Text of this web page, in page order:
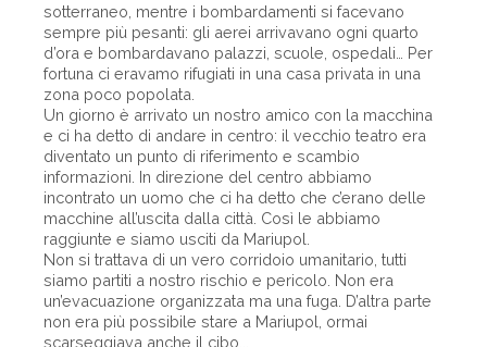
sotterraneo, mentre i bombardamenti si facevano
sempre più pesanti: gli aerei arrivavano ogni quarto
d’ora e bombardavano palazzi, scuole, ospedali… Per
fortuna ci eravamo rifugiati in una casa privata in una
zona poco popolata.
Un giorno è arrivato un nostro amico con la macchina
e ci ha detto di andare in centro: il vecchio teatro era
diventato un punto di riferimento e scambio
informazioni. In direzione del centro abbiamo
incontrato un uomo che ci ha detto che c’erano delle
macchine all’uscita dalla città. Così le abbiamo
raggiunte e siamo usciti da Mariupol.
Non si trattava di un vero corridoio umanitario, tutti
siamo partiti a nostro rischio e pericolo. Non era
un’evacuazione organizzata ma una fuga. D’altra parte
non era più possibile stare a Mariupol, ormai
scarseggiava anche il cibo...